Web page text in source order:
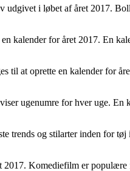
i løbet af året 2017.
kalender for året 2017. En
til at oprette en kalender for
ugenumre for hver uge.
trends og stilarter inden for
Komediefilm er